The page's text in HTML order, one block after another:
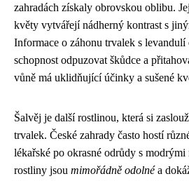
zahradách získaly obrovskou oblibu.
květy vytvářejí nádherný kontrast s
Informace o záhonu trvalek s
schopnost odpuzovat škůdce a
vůně má uklidňující účinky a sušené
Šalvěj je další rostlinou, která si
trvalek. České zahrady často hostí
lékařské po okrasné odrůdy s
rostliny jsou mimořádně odolnéa